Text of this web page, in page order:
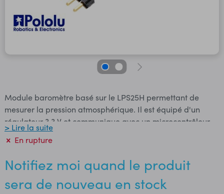
Module baromètre basé sur le LPS25H permettant de
mesurer la pression atmosphérique. Il est équipé d'un
régulateur 3,3 V et communique avec un microcontrôleur
type Arduino ou compatible via le bus I2C ou SPI.
L'utilisation de ce module nécessite la soudure du
l'utilisation. Alimentation: 2,5 à 5,5 Vcc Consommation: 2
mA Plage de mesure: 26 à 126 kPa Sortie: I2C ou SPI 24
> Lire la suite
En rupture
Notifiez moi quand le produit
sera de nouveau en stock